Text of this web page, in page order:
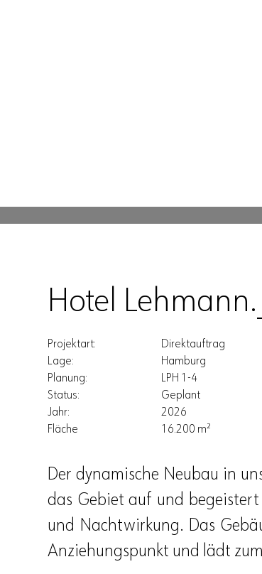
Hotel Lehmann.
Projektart:
Direktauftrag
Lage:
Hamburg
Planung:
LPH 1-4
Status:
Geplant
Jahr:
2026
Fläche
16.200 m²
Der dynamische Neubau in
das Gebiet auf und
und Nachtwirkung. Das
Anziehungspunkt und lädt